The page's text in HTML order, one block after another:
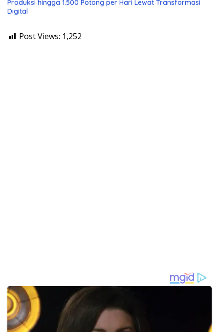
Produksi hingga 1.500 Potong per Hari Lewat Transformasi
Digital
Post Views: 1,252